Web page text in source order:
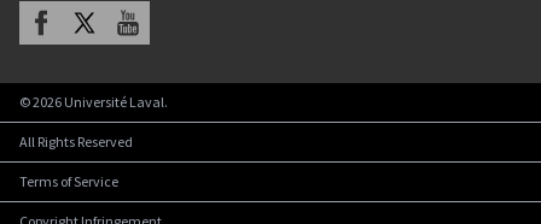
Facebook Youtube
©2026 Université Laval.
All Rights Reserved
Terms of Service